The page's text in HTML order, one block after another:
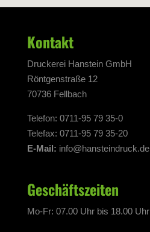
Kontakt
Druckerei Hanstein GmbH
Röntgenstraße 12
70736 Fellbach
Telefon: 0711-95 79 35-0
Telefax: 0711-95 79 35-20
E-Mail: info@hansteindruck.de
Geschäftszeiten
Mo-Fr: 07.00 Uhr bis 18.00 Uhr